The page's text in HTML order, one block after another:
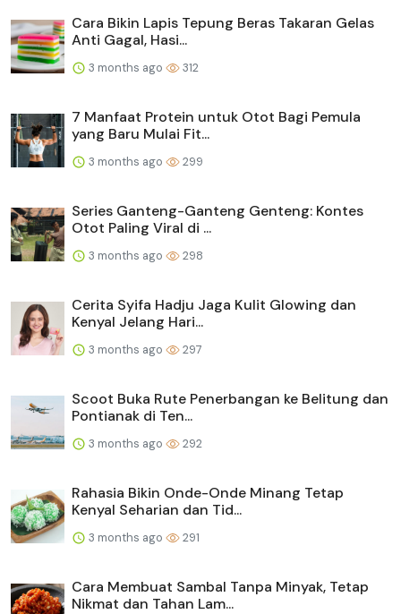
Cara Bikin Lapis Tepung Beras Takaran Gelas
Anti Gagal, Hasi...
3 months ago 312
7 Manfaat Protein untuk Otot Bagi Pemula
yang Baru Mulai Fit...
3 months ago 299
Series Ganteng-Ganteng Genteng: Kontes
Otot Paling Viral di ...
3 months ago 298
Cerita Syifa Hadju Jaga Kulit Glowing dan
Kenyal Jelang Hari...
3 months ago 297
Scoot Buka Rute Penerbangan ke Belitung dan
Pontianak di Ten...
3 months ago 292
Rahasia Bikin Onde-Onde Minang Tetap
Kenyal Seharian dan Tid...
3 months ago 291
Cara Membuat Sambal Tanpa Minyak, Tetap
Nikmat dan Tahan Lam...